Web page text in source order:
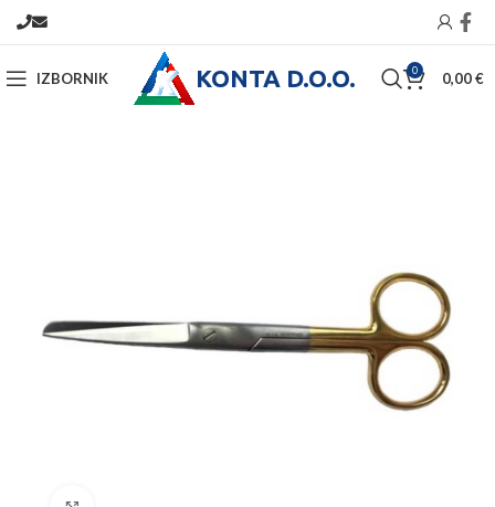
IZBORNIK KONTA D.O.O. 0 0,00€